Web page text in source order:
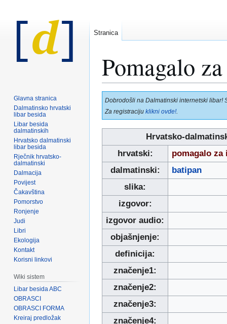
Pomagalo
Prijeđi
na
navigaciju
Prijeđi
na
pretraživanje
Dobrodošli na Dalmatinski internetski libar!
Za registraciju klikni ovde!
Hrvatsko-
hrvatski:
pomagalo za
dalmatinski:
batipan
slika:
izgovor:
izgovor audio:
objašnjenje:
definicija:
značenje1:
značenje2:
značenje3:
značenje4:
Stranica
Glavna stranica
Dalmatinsko hrvatski
libar besida
Libar besida
dalmatinskih
Hrvatsko dalmatinski
libar besida
Rječnik hrvatsko-
dalmatinski
Dalmacija
Povijest
Čakavština
Pomorstvo
Ronjenje
Judi
Libri
Ekologija
Kontakt
Korisni linkovi
Wiki sistem
Libar besida ABC
OBRASCI
OBRASCI FORMA
Kreiraj predložak